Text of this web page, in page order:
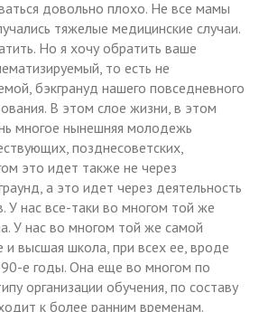
довольно плохо. Не все мамы
тяжелые медицинские случаи.
Но я хочу обратить ваше
то есть не
бэкгрануд нашего повседневного
В этом слое жизни, в этом
многое нынешняя молодежь
позднесоветских,
это идет также не через
а это идет через деятельность
У нас все-таки во многом той же
У нас во многом той же самой
и высшая школа, при всех ее, вроде
е годы. Она еще во многом по
организации обучения, по составу
к более ранним временам.